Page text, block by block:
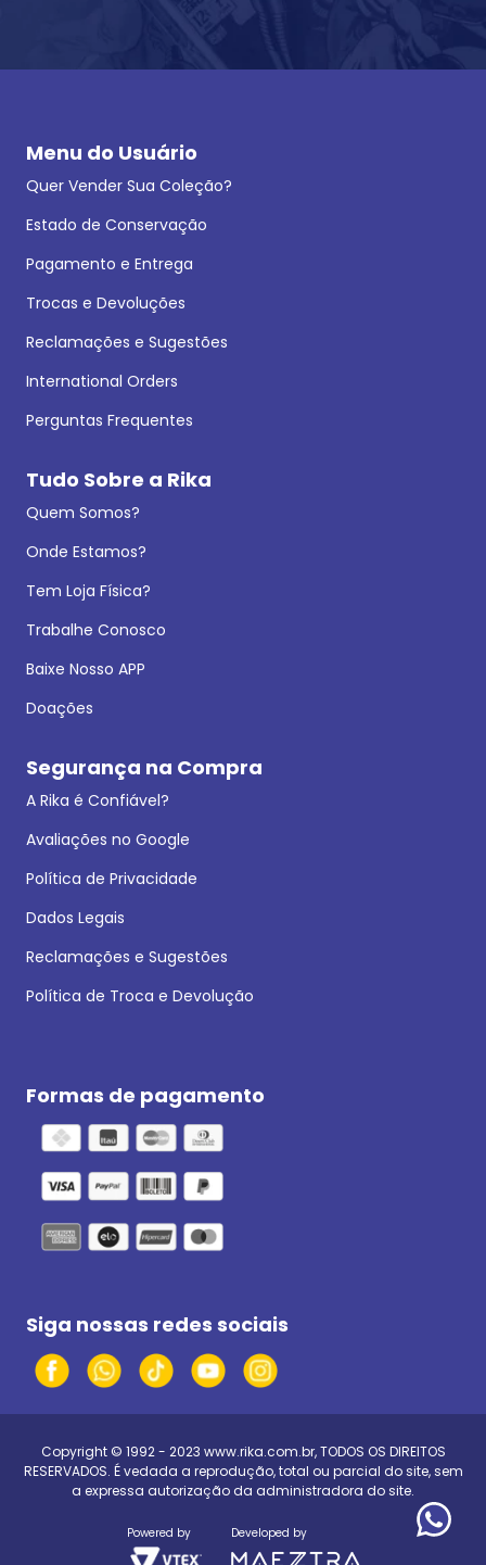
Menu do Usuário
Quer Vender Sua Coleção?
Estado de Conservação
Pagamento e Entrega
Trocas e Devoluções
Reclamações e Sugestões
International Orders
Perguntas Frequentes
Tudo Sobre a Rika
Quem Somos?
Onde Estamos?
Tem Loja Física?
Trabalhe Conosco
Baixe Nosso APP
Doações
Segurança na Compra
A Rika é Confiável?
Avaliações no Google
Política de Privacidade
Dados Legais
Reclamações e Sugestões
Política de Troca e Devolução
Formas de pagamento
Siga nossas redes sociais
Copyright © 1992 - 2023 www.rika.com.br, TODOS OS DIREITOS
RESERVADOS. É vedada a reprodução, total ou parcial do site, sem
a expressa autorização da administradora do site.
Powered by Developed by